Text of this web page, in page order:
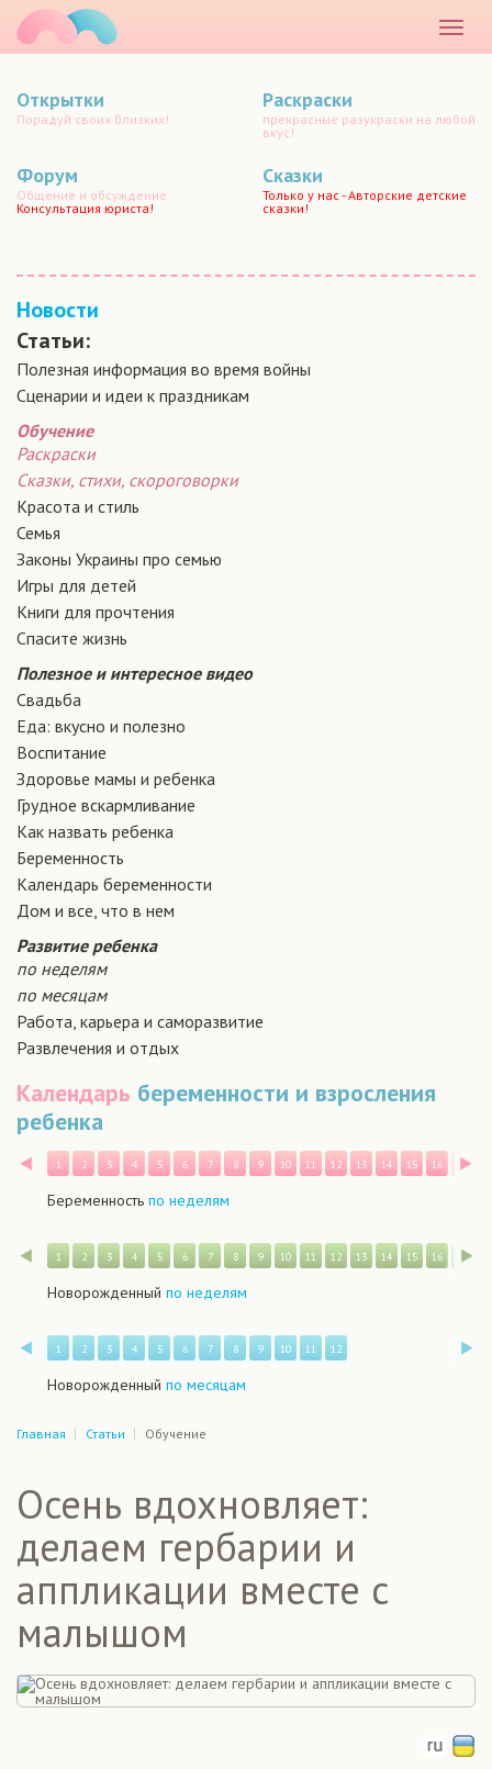
меню
Открытки
Порадуй своих близких!
Раскраски
прекрасные разукраски на любой
вкус!
Форум
Общение и обсуждение.
Консультация юриста!
Сказки
Только у нас - Авторские детские
сказки!
Новости
Статьи:
Полезная информация во время войны
Сценарии и идеи к праздникам
Обучение
Раскраски
Сказки, стихи, скороговорки
Красота и стиль
Семья
Законы Украины про семью
Игры для детей
Книги для прочтения
Спасите жизнь
Полезное и интересное видео
Свадьба
Еда: вкусно и полезно
Воспитание
Здоровье мамы и ребенка
Грудное вскармливание
Как назвать ребенка
Беременность
Календарь беременности
Дом и все, что в нем
Развитие ребенка
по неделям
по месяцам
Работа, карьера и саморазвитие
Развлечения и отдых
Календарь беременности и взросления
ребенка
Назад
1 2 3 4 5 6 7 8 9 10 11 12 13 14 15 16 17
Беременность по неделям
Назад
1 2 3 4 5 6 7 8 9 10 11 12 13 14 15 16 17
Новорожденный по неделям
Назад
1 2 3 4 5 6 7 8 9 10 11 12
Новорожденный по месяцам
Главная Статьи Обучение
Осень вдохновляет:
делаем гербарии и
аппликации вместе с
малышом